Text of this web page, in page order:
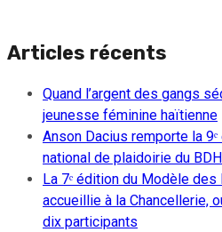
Articles récents
Quand l’argent des gangs
jeunesse féminine haïtienne
Anson Dacius remporte la
national de plaidoirie du
La 7ᵉ édition du Modèle des
accueillie à la Chancellerie,
dix participants